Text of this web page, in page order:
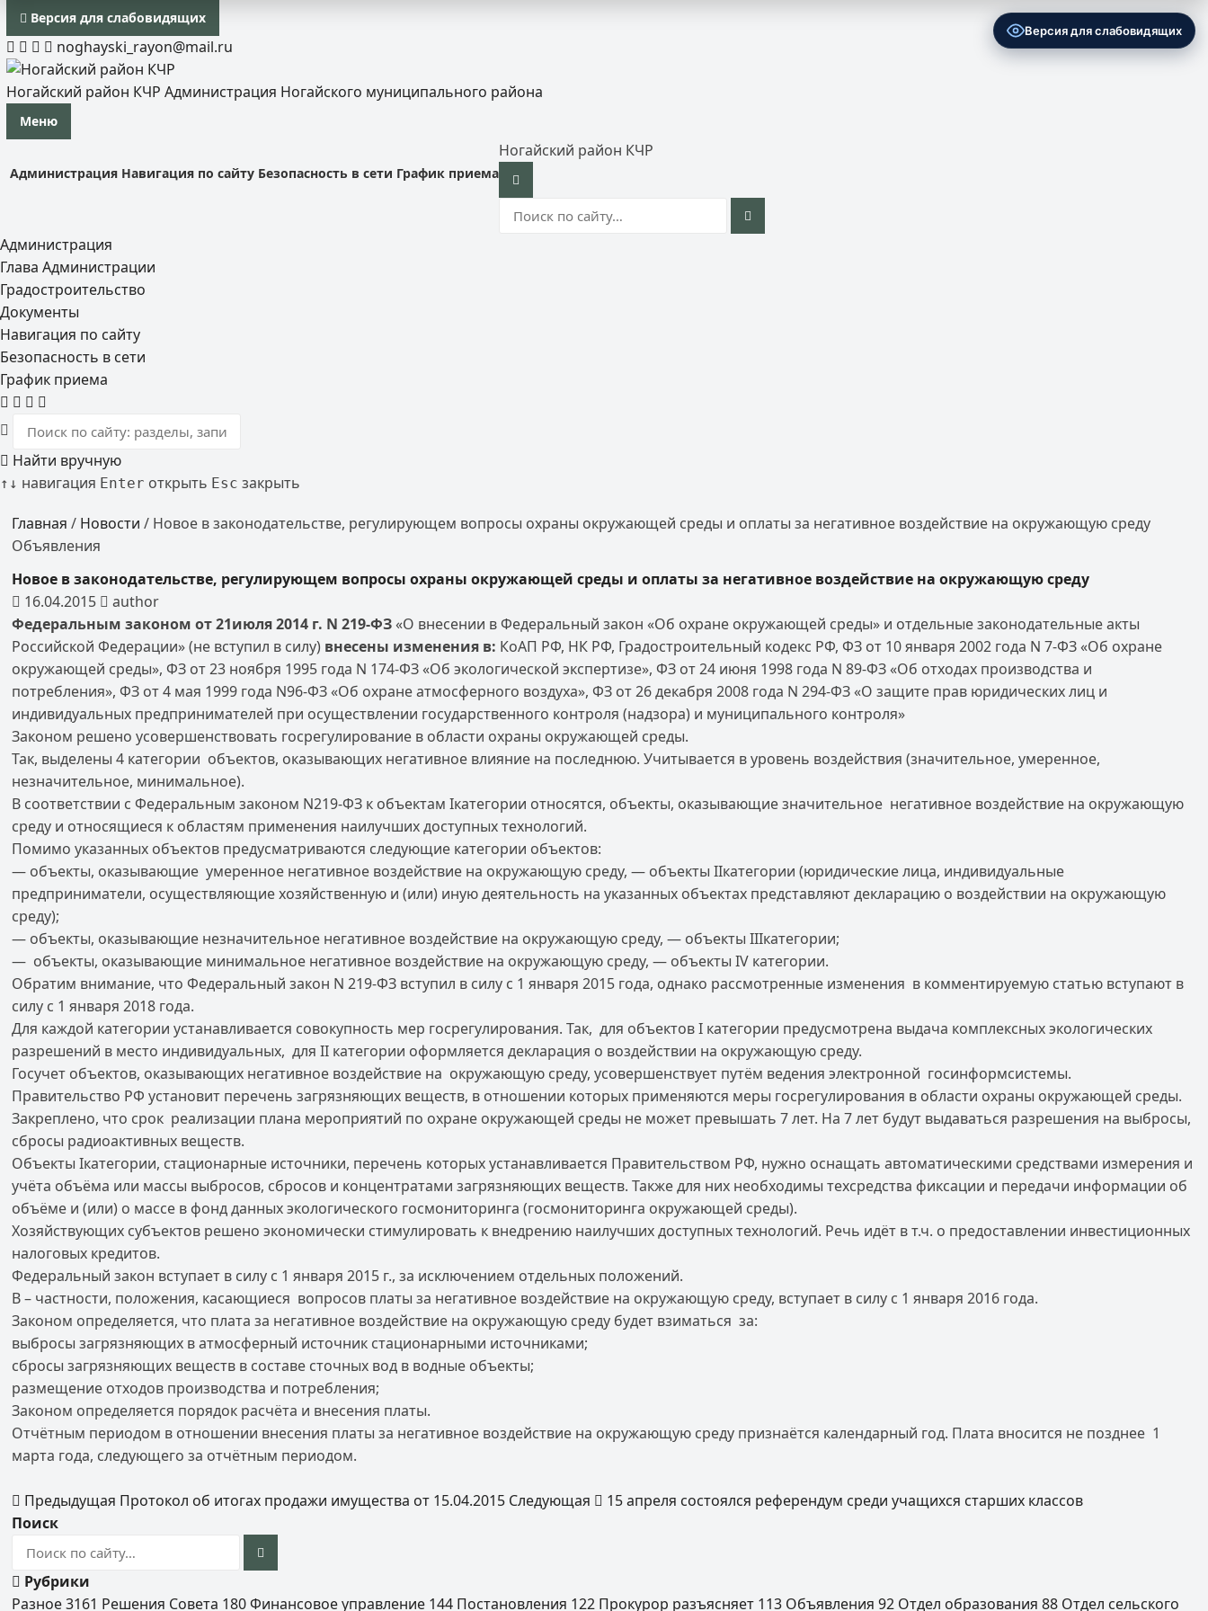
Версия для слабовидящих
noghayski_rayon@mail.ru
Ногайский район КЧР Администрация Ногайского муниципального района
Меню
Администрация Навигация по сайту Безопасность в сети График приема
Ногайский район КЧР
Администрация
Глава Администрации
Градостроительство
Документы
Навигация по сайту
Безопасность в сети
График приема
Найти вручную
↑ ↓ навигация Enter открыть Esc закрыть
Главная / Новости / Новое в законодательстве, регулирующем вопросы охраны окружающей среды и оплаты за негативное воздействие на окружающую среду
Объявления
Новое в законодательстве, регулирующем вопросы охраны окружающей среды и оплаты за негативное воздействие на окружающую среду
16.04.2015
author
Федеральным законом от 21июля 2014 г. N 219-ФЗ«О внесении в Федеральный закон «Об охране окружающей среды» и отдельные законодательные акты
Российской Федерации» (не вступил в силу) внесены изменения в: КоАП РФ, НК РФ, Градостроительный кодекс РФ, ФЗ от 10 января 2002 года N 7-ФЗ «Об охране
окружающей среды», ФЗ от 23 ноября 1995 года N 174-ФЗ «Об экологической экспертизе», ФЗ от 24 июня 1998 года N 89-ФЗ «Об отходах производства и
потребления», ФЗ от 4 мая 1999 года N96-ФЗ «Об охране атмосферного воздуха», ФЗ от 26 декабря 2008 года N 294-ФЗ «О защите прав юридических лиц и
индивидуальных предпринимателей при осуществлении государственного контроля (надзора) и муниципального контроля»
Законом решено усовершенствовать госрегулирование в области охраны окружающей среды.
Так, выделены 4 категории объектов, оказывающих негативное влияние на последнюю. Учитывается в уровень воздействия (значительное, умеренное,
незначительное, минимальное).
В соответствии с Федеральным законом N219-ФЗ к объектам Iкатегории относятся, объекты, оказывающие значительное негативное воздействие на окружающую
среду и относящиеся к областям применения наилучших доступных технологий.
Помимо указанных объектов предусматриваются следующие категории объектов:
— объекты, оказывающие умеренное негативное воздействие на окружающую среду, — объекты IIкатегории (юридические лица, индивидуальные
предприниматели, осуществляющие хозяйственную и (или) иную деятельность на указанных объектах представляют декларацию о воздействии на окружающую
среду);
— объекты, оказывающие незначительное негативное воздействие на окружающую среду, — объекты IIIкатегории;
— объекты, оказывающие минимальное негативное воздействие на окружающую среду, — объекты IV категории.
Обратим внимание, что Федеральный закон N 219-ФЗ вступил в силу с 1 января 2015 года, однако рассмотренные изменения в комментируемую статью вступают в
силу с 1 января 2018 года.
Для каждой категории устанавливается совокупность мер госрегулирования. Так, для объектов I категории предусмотрена выдача комплексных экологических
разрешений в место индивидуальных, для II категории оформляется декларация о воздействии на окружающую среду.
Госучет объектов, оказывающих негативное воздействие на окружающую среду, усовершенствует путём ведения электронной госинформсистемы.
Правительство РФ установит перечень загрязняющих веществ, в отношении которых применяются меры госрегулирования в области охраны окружающей среды.
Закреплено, что срок реализации плана мероприятий по охране окружающей среды не может превышать 7 лет. На 7 лет будут выдаваться разрешения на выбросы,
сбросы радиоактивных веществ.
Объекты Iкатегории, стационарные источники, перечень которых устанавливается Правительством РФ, нужно оснащать автоматическими средствами измерения и
учёта объёма или массы выбросов, сбросов и концентратами загрязняющих веществ. Также для них необходимы техсредства фиксации и передачи информации об
объёме и (или) о массе в фонд данных экологического госмониторинга (госмониторинга окружающей среды).
Хозяйствующих субъектов решено экономически стимулировать к внедрению наилучших доступных технологий. Речь идёт в т.ч. о предоставлении инвестиционных
налоговых кредитов.
Федеральный закон вступает в силу с 1 января 2015 г., за исключением отдельных положений.
В – частности, положения, касающиеся вопросов платы за негативное воздействие на окружающую среду, вступает в силу с 1 января 2016 года.
Законом определяется, что плата за негативное воздействие на окружающую среду будет взиматься за:
выбросы загрязняющих в атмосферный источник стационарными источниками;
сбросы загрязняющих веществ в составе сточных вод в водные объекты;
размещение отходов производства и потребления;
Законом определяется порядок расчёта и внесения платы.
Отчётным периодом в отношении внесения платы за негативное воздействие на окружающую среду признаётся календарный год. Плата вносится не позднее 1
марта года, следующего за отчётным периодом.
Предыдущая Протокол об итогах продажи имущества от 15.04.2015 Следующая
15 апреля состоялся референдум среди учащихся старших классов
Поиск
Рубрики
Разное3161 Решения Совета 180Финансовое управление 144 Постановления 122 Прокурор разъясняет 113 Объявления92 Отдел образования88 Отдел сельского
Версия для слабовидящих